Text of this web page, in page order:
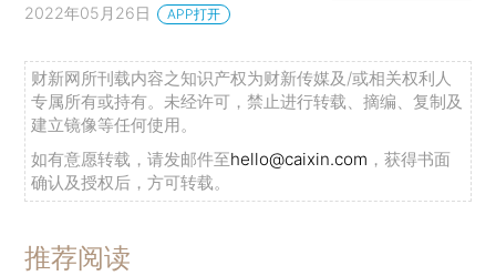
2022年05月26日 APP打开
财新网所刊载内容之知识产权为财新传媒及/或相关权利人
专属所有或持有。未经许可，禁止进行转载、摘编、复制及
建立镜像等任何使用。
如有意愿转载，请发邮件至hello@caixin.com ，获得书面
确认及授权后，方可转载。
推荐阅读